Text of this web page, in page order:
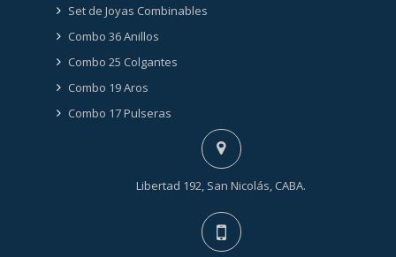
Set de Joyas Combinables
Combo 36 Anillos
Combo 25 Colgantes
Combo 19 Aros
Combo 17 Pulseras
Libertad 192, San Nicolás, CABA.